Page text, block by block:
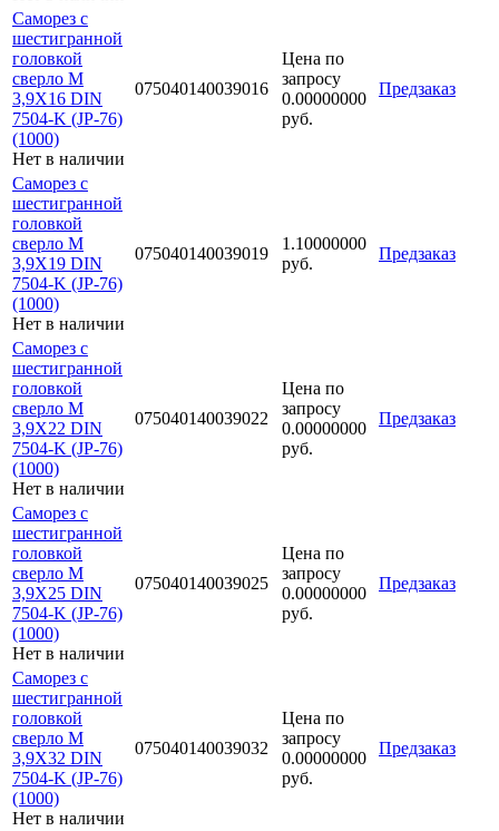
Саморез с
шестигранной
головкой
сверло М
3,9Х16 DIN
7504-K (JP-76)
(1000)
Нет в наличии
075040140039016
Цена по
запросу
0.00000000
руб.
Предзаказ
Саморез с
шестигранной
головкой
сверло М
3,9Х19 DIN
7504-K (JP-76)
(1000)
Нет в наличии
075040140039019
1.10000000
руб.
Предзаказ
Саморез с
шестигранной
головкой
сверло М
3,9Х22 DIN
7504-K (JP-76)
(1000)
Нет в наличии
075040140039022
Цена по
запросу
0.00000000
руб.
Предзаказ
Саморез с
шестигранной
головкой
сверло М
3,9Х25 DIN
7504-K (JP-76)
(1000)
Нет в наличии
075040140039025
Цена по
запросу
0.00000000
руб.
Предзаказ
Саморез с
шестигранной
головкой
сверло М
3,9Х32 DIN
7504-K (JP-76)
(1000)
Нет в наличии
075040140039032
Цена по
запросу
0.00000000
руб.
Предзаказ